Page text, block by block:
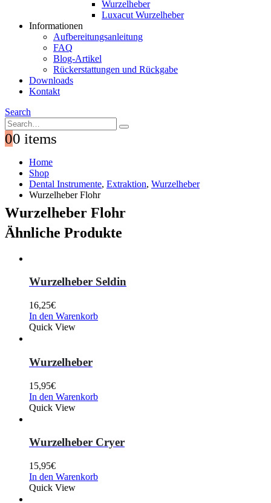
Wurzelheber
Luxacut Wurzelheber
Informationen
Aufbereitungsanleitung
FAQ
Blog-Artikel
Rückerstattungen und Rückgabe
Downloads
Kontakt
Search
00 items
Home
Shop
Dental Instrumente, Extraktion, Wurzelheber
Wurzelheber Flohr
Wurzelheber Flohr
Ähnliche Produkte
Wurzelheber Seldin
16,25€
In den Warenkorb
Quick View
Wurzelheber
15,95€
In den Warenkorb
Quick View
Wurzelheber Cryer
15,95€
In den Warenkorb
Quick View